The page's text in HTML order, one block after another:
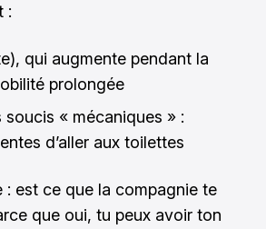
:
qui augmente pendant la
prolongée
« mécaniques » :
d’aller aux toilettes
: est ce que la compagnie te
que oui, tu peux avoir ton